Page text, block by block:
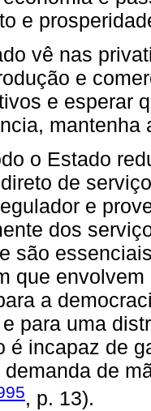
e
vê nas
e
e esperar
mantenha
o Estado
de
e
dos
são
que
a
para uma
é incapaz de
demanda de
, p. 13).